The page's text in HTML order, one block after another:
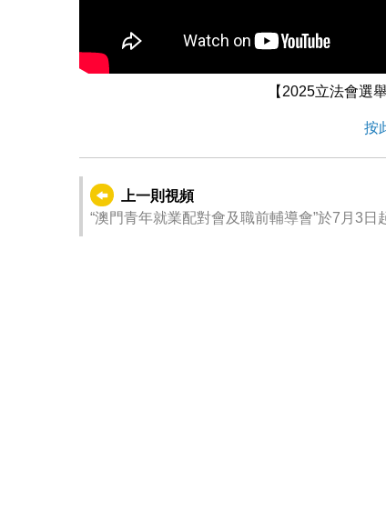
【2025立法會
按
上一則視頻
“澳門青年就業配對會及職前輔導會”於7月3